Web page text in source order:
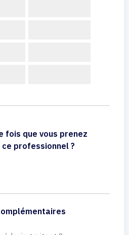
fois que vous prenez
professionnel ?